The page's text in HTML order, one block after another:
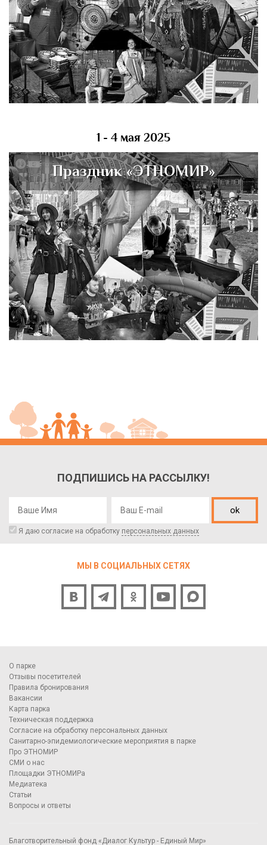
1 - 4 мая 2025
Праздник «ЭТНОМИР»
ПОДПИШИСЬ НА РАССЫЛКУ!
ok
Я даю согласие на обработку персональных данных
МЫ В СОЦИАЛЬНЫХ СЕТЯХ
О парке
Отзывы посетителей
Правила бронирования
Вакансии
Карта парка
Техническая поддержка
Согласие на обработку персональных данных
Санитарно-эпидемиологические мероприятия в парке
Про ЭТНОМИР
СМИ о нас
Площадки ЭТНОМИРа
Медиатека
Статьи
Вопросы и ответы
Благотворительный фонд «Диалог Культур - Единый Мир»